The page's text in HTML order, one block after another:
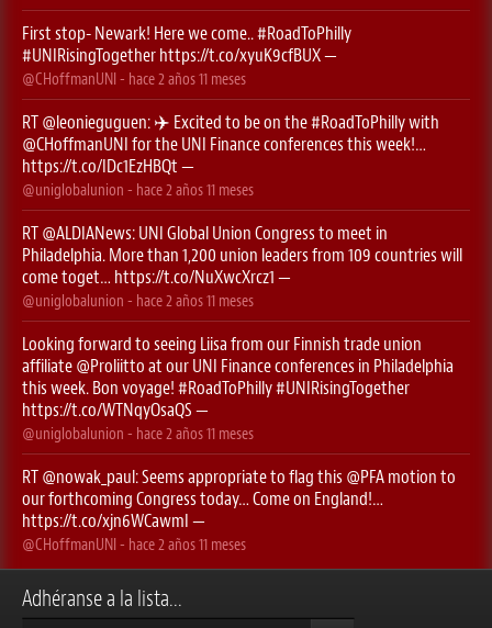
Adhéranse a la lista...
First stop- Newark! Here we come..#RoadToPhilly
#UNIRisingTogether https://t.co/xyuK9cfBUX—
@CHoffmanUNI - hace 2 años 11 meses
RT @leonieguguen: ✈️ Excited to be on the#RoadToPhillywith
@CHoffmanUNI for the UNI Finance conferences this week!…
https://t.co/IDc1EzHBQt —
@uniglobalunion - hace 2 años 11 meses
RT @ALDIANews: UNI Global Union Congress to meet in
Philadelphia. More than 1,200 union leaders from 109 countries will
come toget… https://t.co/NuXwcXrcz1 —
@uniglobalunion - hace 2 años 11 meses
Looking forward to seeing Liisa from our Finnish trade union
affiliate @Proliitto at our UNI Finance conferences in Philadelphia
this week. Bon voyage! #RoadToPhilly#UNIRisingTogether
https://t.co/WTNqyOsaQS —
@uniglobalunion - hace 2 años 11 meses
RT @nowak_paul: Seems appropriate to flag this ⁦ @PFA ⁩ motion to
our forthcoming Congress today… Come on England!…
https://t.co/xjn6WCawmI —
@CHoffmanUNI - hace 2 años 11 meses